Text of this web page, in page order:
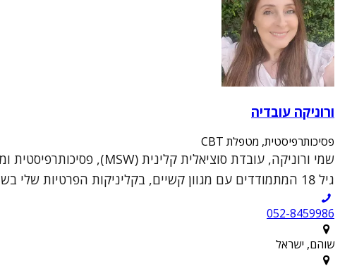
ורוניקה עובדיה
פסיכותרפיסטית, מטפלת CBT
גיל 18 המתמודדים עם מגוון קשיים, בקליניקות הפרטיות שלי בשוהם וברעננה.הגישה הטיפולית שלי נ...
052-8459986
שוהם, ישראל